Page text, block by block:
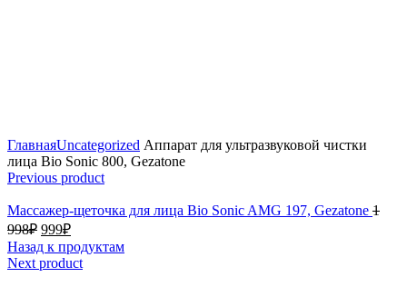
ГлавнаяUncategorized Аппарат для ультразвуковой чистки
лица Bio Sonic 800, Gezatone
Previous product
Массажер-щеточка для лица Bio Sonic AMG 197, Gezatone 1
998₽ 999₽
Назад к продуктам
Next product